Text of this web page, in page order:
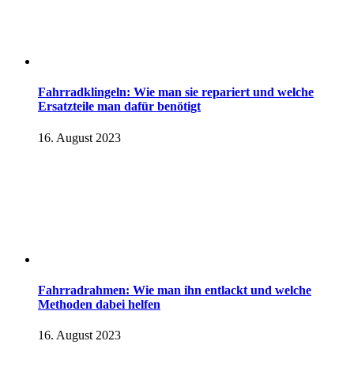
Fahrradklingeln: Wie man sie repariert und welche
Ersatzteile man dafür benötigt
16. August 2023
Fahrradrahmen: Wie man ihn entlackt und welche
Methoden dabei helfen
16. August 2023